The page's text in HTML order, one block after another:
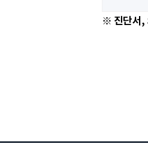
※ 진단서,